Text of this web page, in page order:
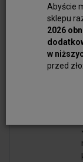
Abyście
sklepu
2026
w
przed